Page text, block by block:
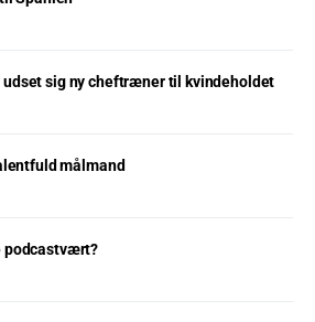
udset sig ny cheftræner til kvindeholdet
målmand
podcastvært?